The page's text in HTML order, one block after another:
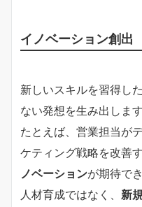
イノベーション創出
新しいスキルを習得し
ない発想を生み出します
たとえば、営業担当が
ケティング戦略を改善
ノベーションが期待で
人材育成ではなく、 新